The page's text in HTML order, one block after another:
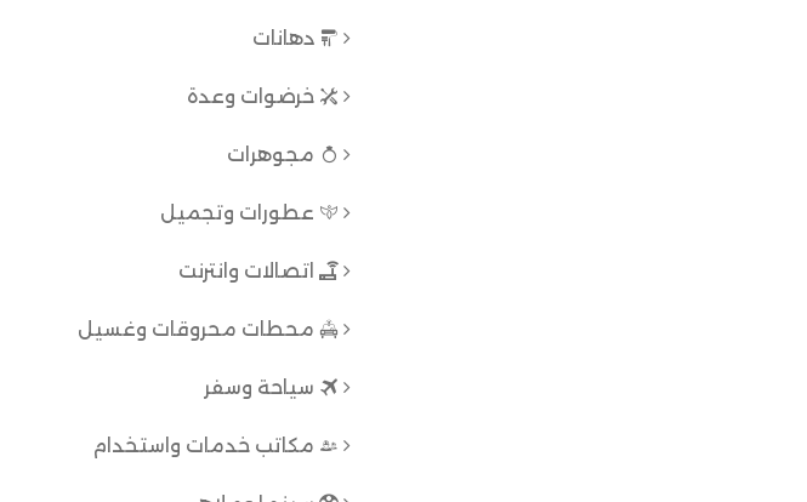
دهانات
خرضوات وعدة
مجوهرات
عطورات وتجميل
اتصالات وانترنت
محطات محروقات وغسيل
سياحة وسفر
مكاتب خدمات واستخدام